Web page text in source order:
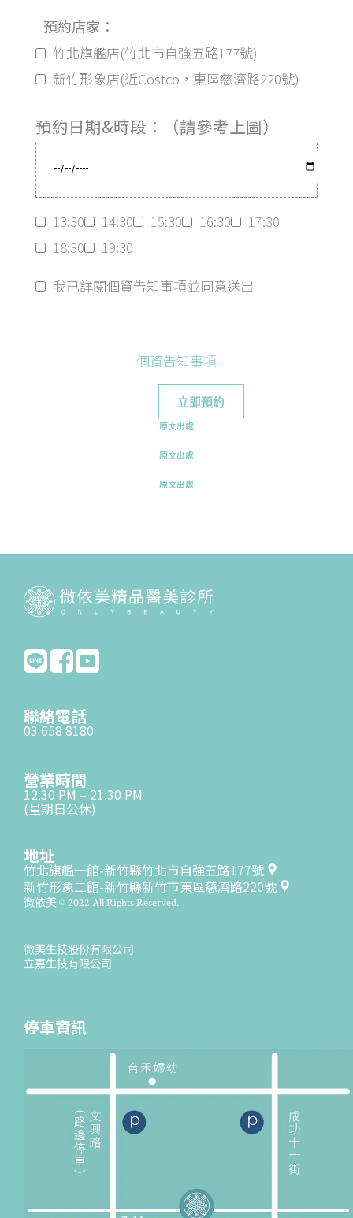
預約店家：
竹北旗艦店(竹北市自強五路177號)
新竹形象店(近Costco，東區慈濟路220號)
預約日期&時段：（請參考上圖）
13:30 14:30 15:30 16:30
17:30
18:30
19:30
我已詳閱個資告知事項並同意送出
個資告知事項
原文出處
原文出處
原文出處
聯絡電話
03 658 8180
營業時間
12:30 PM – 21:30 PM
(星期日公休)
地址
竹北旗艦一館-新竹縣竹北市自強五路177號
新竹形象二館-新竹縣新竹市東區慈濟路220號
微依美 © 2022 All Rights Reserved.
微美生技股份有限公司
立嘉生技有限公司
停車資訊